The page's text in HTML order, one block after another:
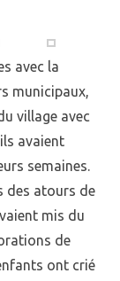
sapins
du
village
avec la
municipaux,
village avec
avaient
semaines.
des atours de
mis du
de
ont crié